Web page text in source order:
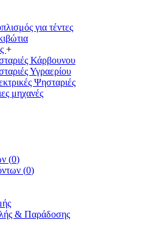
για τέντες
+
Κάρβουνου
Υγραερίου
Ψησταριές
μηχανές
(0)
(0)
& Παράδοσης